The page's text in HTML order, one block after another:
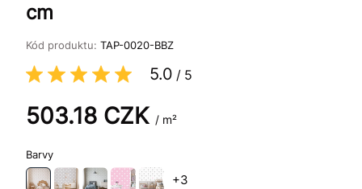
cm
Kód produktu: TAP-0020-BBZ
5.0 / 5
503.18 CZK / m²
Barvy
+3